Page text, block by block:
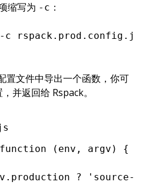
缩写为 -c ：
c rspack.prod.config.js
置文件中导出一个函数，你可
并返回给 Rspack。
(env ,
argv) {
.production ?
'source-